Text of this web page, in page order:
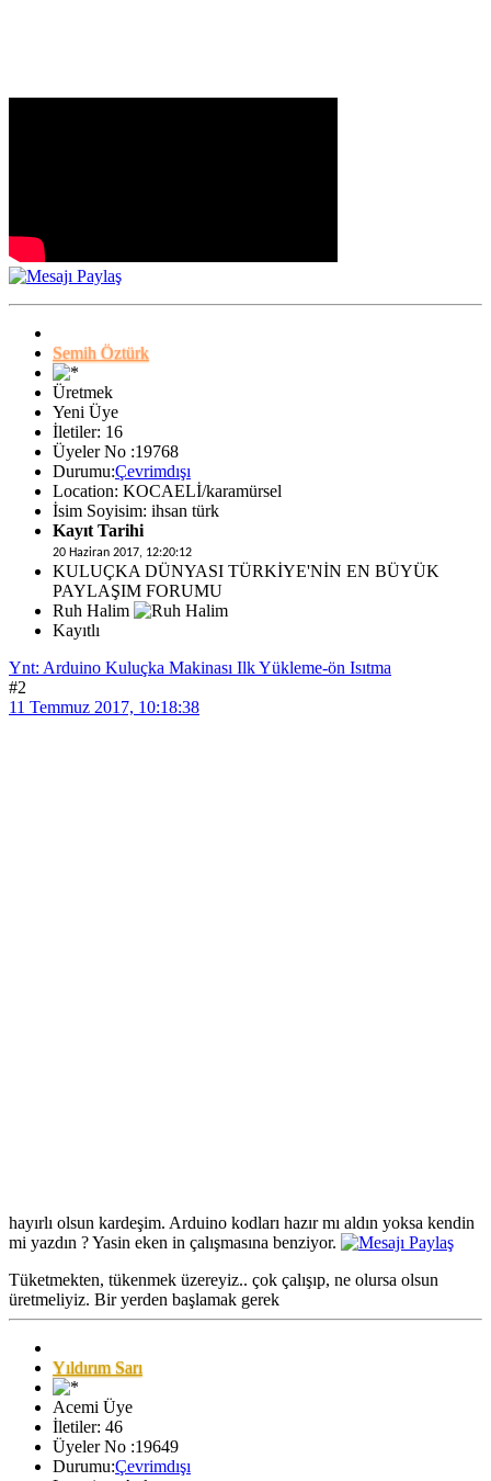
Semih Öztürk
Üretmek
Yeni Üye
İletiler: 16
Üyeler No :19768
Durumu:Çevrimdışı
Location: KOCAELİ/karamürsel
İsim Soyisim: ihsan türk
Kayıt Tarihi
20 Haziran 2017, 12:20:12
KULUÇKA DÜNYASI TÜRKİYE'NİN EN BÜYÜK
PAYLAŞIM FORUMU
Ruh Halim
Kayıtlı
Ynt: Arduino Kuluçka Makinası Ilk Yükleme-ön Isıtma
#2
11 Temmuz 2017, 10:18:38
hayırlı olsun kardeşim. Arduino kodları hazır mı aldın yoksa kendin
mi yazdın ? Yasin eken in çalışmasına benziyor.
Tüketmekten, tükenmek üzereyiz.. çok çalışıp, ne olursa olsun
üretmeliyiz. Bir yerden başlamak gerek
Yıldırım Sarı
Acemi Üye
İletiler: 46
Üyeler No :19649
Durumu:Çevrimdışı